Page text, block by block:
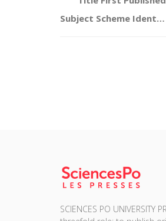
Subject Scheme Identifier Code
SCIENCES PO UNIVERSITY